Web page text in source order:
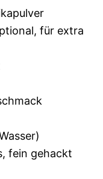
für extra
fein gehackt